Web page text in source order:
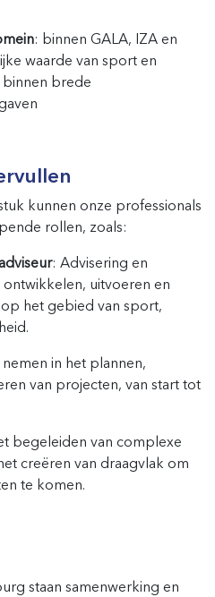
: binnen GALA, IZA en
waarde van sport en
binnen brede
kunnen onze professionals
rollen, zoals:
: Advisering en
uitvoeren en
het gebied van sport,
in het plannen,
van projecten, van start tot
begeleiden van complexe
creëren van draagvlak om
te komen.
staan samenwerking en